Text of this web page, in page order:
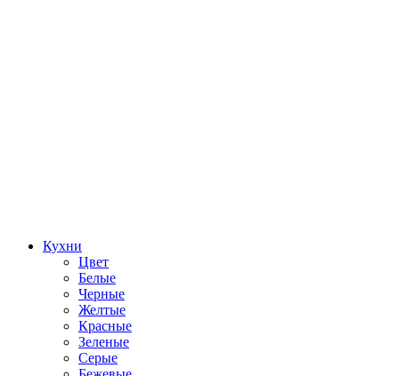
Кухни
Цвет
Белые
Черные
Желтые
Красные
Зеленые
Серые